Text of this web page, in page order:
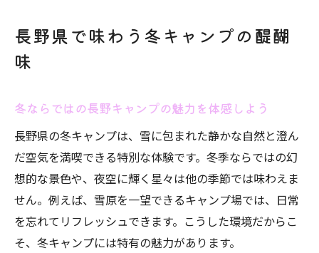
初心者も安心な長野県の冬キャンプ場選び
雪中キャンプで感じる長野の大自然の美し
冬の夜空と雪景色が楽しめるキャンプの魅
力
長野県の絶景キャンプ場で非日常体験を満
喫
雪と温泉で癒される長野の冬キャンプのす
長野県で味わう冬キャンプの醍醐
味
冬ならではの長野キャンプの魅力を体感しよう
長野県の冬キャンプは、雪に包まれた静かな自然と澄ん
だ空気を満喫できる特別な体験です。冬季ならではの幻
想的な景色や、夜空に輝く星々は他の季節では味わえま
せん。例えば、雪原を一望できるキャンプ場では、日常
を忘れてリフレッシュできます。こうした環境だからこ
そ、冬キャンプには特有の魅力があります。